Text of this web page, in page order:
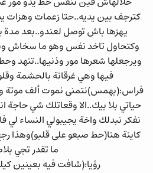
كترجف بين يديه..حتا زعمات وهزات
يهزها باش توصل لعندو..بعد مدة
وكتحاول تاخد نفس وهو ما سخاش
ويرجعلها شعرها مور وذنيها..تنهد
فيها وهي غرقانة بالحشمة
فراس:(بهمس)نتمنى نموت ألف موتة
حياتي بلا بيك..الا وقعاتلك شي حاجة
نفكر نبدلك واخة يجيبولي النساء لي
كاينة هنا(حط صبعو على قلبو)وهذا
ما تقدر تجي
رؤيا:(شافت فيه بعينين